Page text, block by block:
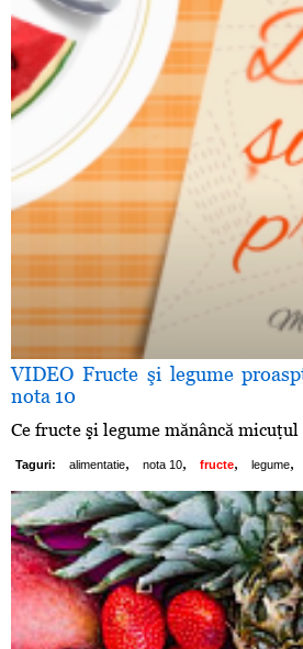
VIDEO Fructe şi legume
nota 10
Ce fructe şi legume mănâncă micuţul
Taguri: alimentatie, nota 10, fructe, legume,